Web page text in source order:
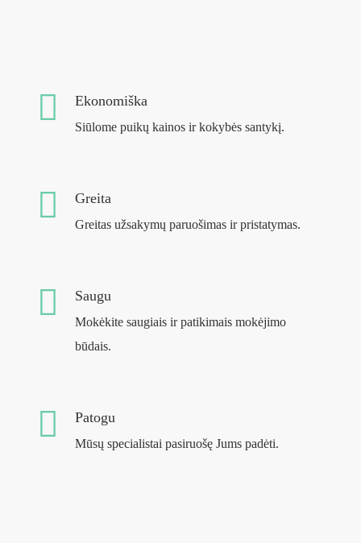
Ekonomiška
Siūlome puikų kainos ir kokybės santykį.
Greita
Greitas užsakymų paruošimas ir pristatymas.
Saugu
Mokėkite saugiais ir patikimais mokėjimo
būdais.
Patogu
Mūsų specialistai pasiruošę Jums padėti.